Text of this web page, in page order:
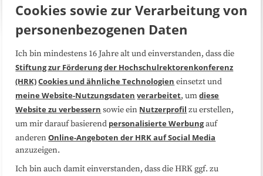
Über uns FAQ
Medienarbeit Kooperationen
Datenschutzerklärung Impressum
Sitemap
Cookies sowie zur Verarbeitung von
personenbezogenen Daten
Ich bin mindestens 16 Jahre alt und einverstanden, dass die
Stiftung zur Förderung der Hochschulrektorenkonferenz
(HRK)Cookies und ähnliche Technologien einsetzt und
meine Website-Nutzungsdaten verarbeitet, umdiese
Website zu verbessern sowie ein Nutzerprofil zu erstellen,
um mir darauf basierend personalisierte Werbungauf
anderenOnline-Angeboten der HRK auf Social Media
anzuzeigen.
Ich bin auch damit einverstanden, dass die HRK ggf. zu